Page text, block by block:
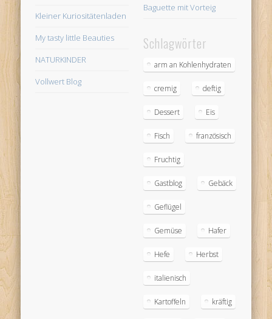
Kleiner Kuriositätenladen
My tasty little Beauties
NATURKINDER
Vollwert Blog
Baguette mit Vorteig
Schlagwörter
arm an Kohlenhydraten
cremig deftig
Dessert Eis
Fisch französisch
Fruchtig
Gastblog Gebäck
Geflügel
Gemüse Hafer
Hefe Herbst
italienisch
Kartoffeln kräftig